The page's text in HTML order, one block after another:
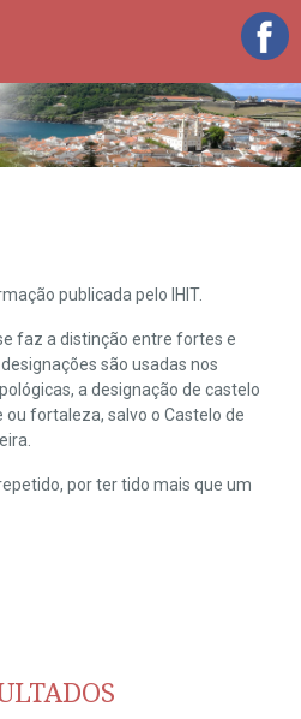
publicada pelo IHIT.
faz a distinção entre fortes e
são usadas nos
a designação de castelo
fortaleza, salvo o Castelo de
por ter tido mais que um